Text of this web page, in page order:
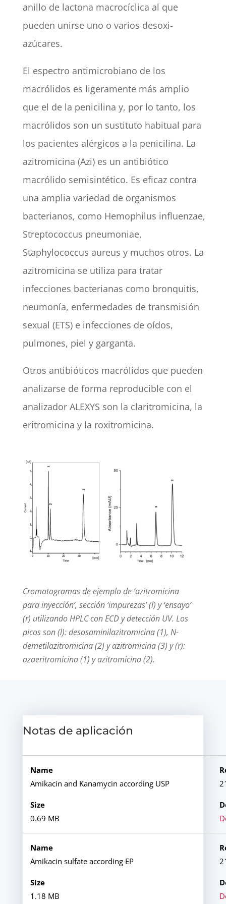
anillo de lactona macrocíclica al que
pueden unirse uno o varios desoxi-
azúcares.
El espectro antimicrobiano de los
macrólidos es ligeramente más amplio
que el de la penicilina y, por lo tanto, los
macrólidos son un sustituto habitual para
los pacientes alérgicos a la penicilina. La
azitromicina (Azi) es un antibiótico
macrólido semisintético. Es eficaz contra
una amplia variedad de organismos
bacterianos, como Hemophilus influenzae,
Streptococcus pneumoniae,
Staphylococcus aureus y muchos otros. La
azitromicina se utiliza para tratar
infecciones bacterianas como bronquitis,
neumonía, enfermedades de transmisión
sexual (ETS) e infecciones de oídos,
pulmones, piel y garganta.
Otros antibióticos macrólidos que pueden
analizarse de forma reproducible con el
analizador ALEXYS son la claritromicina, la
eritromicina y la roxitromicina.
Cromatogramas de ejemplo de ‘azitromicina
para inyección’, sección ‘impurezas’ (l) y ‘ensayo’
(r) utilizando HPLC con ECD y detección UV. Los
picos son (l): desosaminilazitromicina (1), N-
demetilazitromicina (2) y azitromicina (3) y (r):
azaeritromicina (1) y azitromicina (2).
Notas de aplicación
Amikacin and Kanamycin according USP
0.69 MB
Amikacin sulfate according EP
1.18 MB